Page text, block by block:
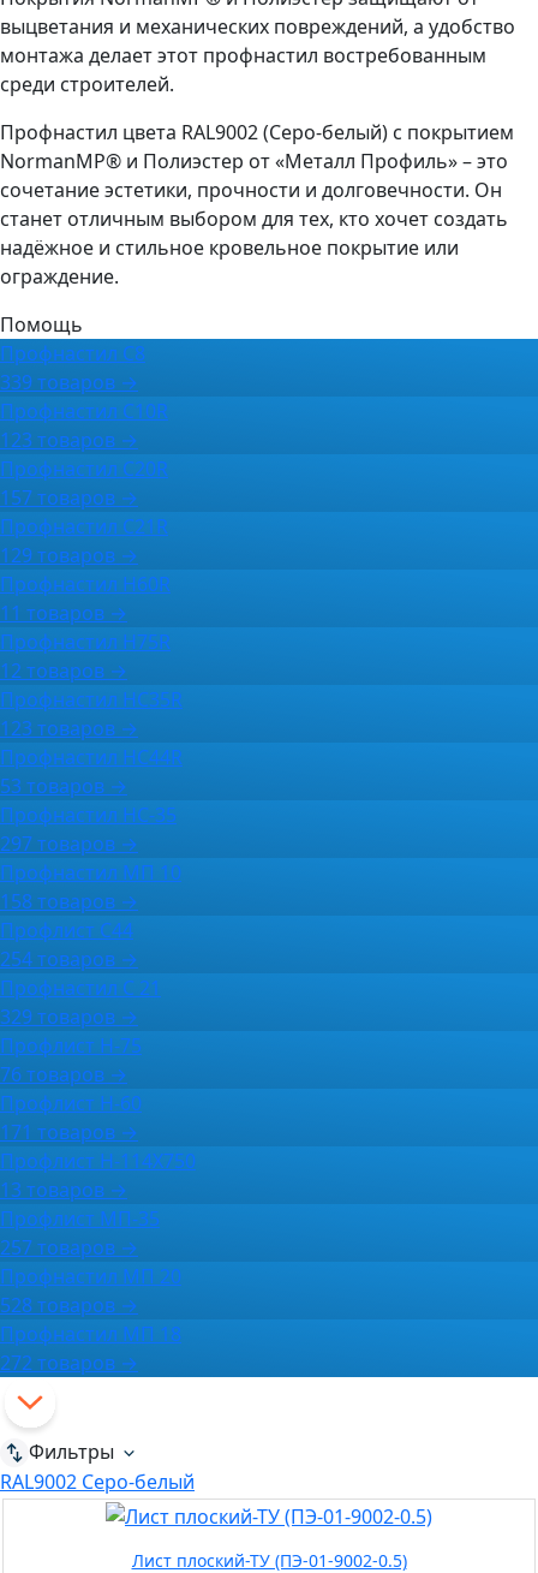
выцветания и механических повреждений, а удобство
монтажа делает этот профнастил востребованным
среди строителей.
Профнастил цвета RAL9002 (Серо-белый) с покрытием
NormanMP® и Полиэстер от «Металл Профиль» – это
сочетание эстетики, прочности и долговечности. Он
станет отличным выбором для тех, кто хочет создать
надёжное и стильное кровельное покрытие или
ограждение.
Помощь
Профнастил С8
339 товаров →
Профнастил C10R
123 товаров →
Профнастил C20R
157 товаров →
Профнастил C21R
129 товаров →
Профнастил H60R
11 товаров →
Профнастил H75R
12 товаров →
Профнастил HC35R
123 товаров →
Профнастил HC44R
53 товаров →
Профнастил НС-35
297 товаров →
Профнастил МП 10
158 товаров →
Профлист С44
254 товаров →
Профнастил С 21
329 товаров →
Профлист Н-75
76 товаров →
Профлист Н-60
171 товаров →
Профлист Н-114Х750
13 товаров →
Профлист МП-35
257 товаров →
Профнастил МП 20
528 товаров →
Профнастил МП 18
272 товаров →
Фильтры
RAL9002 Серо-белый
Лист плоский-ТУ (ПЭ-01-9002-0.5)